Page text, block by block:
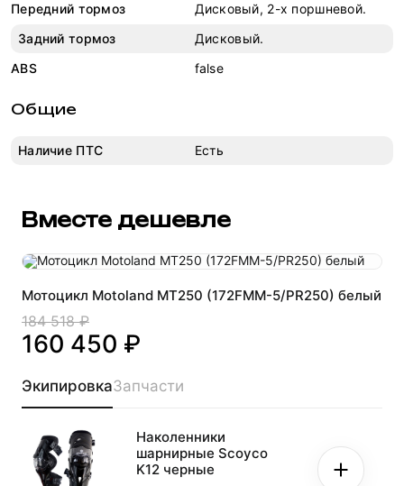
Передний тормоз
Дисковый, 2-х поршневой.
Задний тормоз
Дисковый.
ABS
false
Общие
Наличие ПТС Есть
Вместе дешевле
Мотоцикл Motoland MT250 (172FMM-5/PR250) белый
184 518 ₽
160 450 ₽
ЭкипировкаЗапчасти
Наколенники
шарнирные Scoyco
K12 черные